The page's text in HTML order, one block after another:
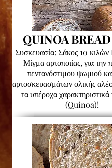
QUINOA
Συσκευασία: Σάκος 10 κιλών
Μίγμα αρτοποιίας, για την
πεντανόστιμου ψωμιού
αρτοσκευασμάτων ολικής
τα υπέροχα
(Quinoa)!